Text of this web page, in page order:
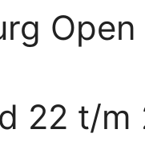
22 t/m